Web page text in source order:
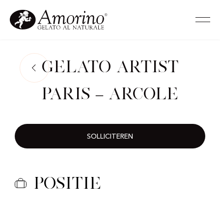
Gelato Artist
Paris – Arcole
SOLLICITEREN
Positie